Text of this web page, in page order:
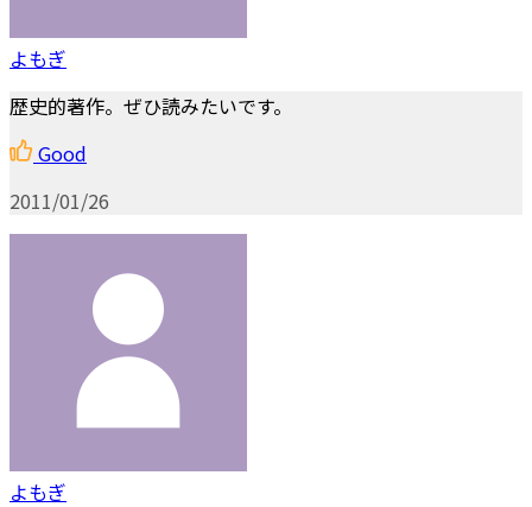
よもぎ
歴史的著作。ぜひ読みたいです。
Good
2011/01/26
よもぎ